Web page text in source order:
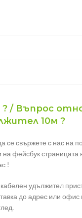
? / Въпрос
10м ?
се свържете с нас на
фейсбук страницата
!
удължител
до адрес или офис